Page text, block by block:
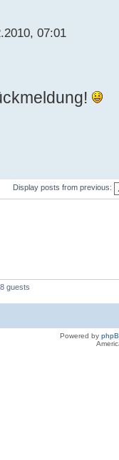
07:01
Display posts from previous:
guests
Powered by